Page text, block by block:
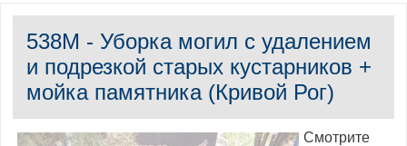
538M - Уборка могил с удалением
и подрезкой старых кустарников +
мойка памятника (Кривой Рог)
Смотрите